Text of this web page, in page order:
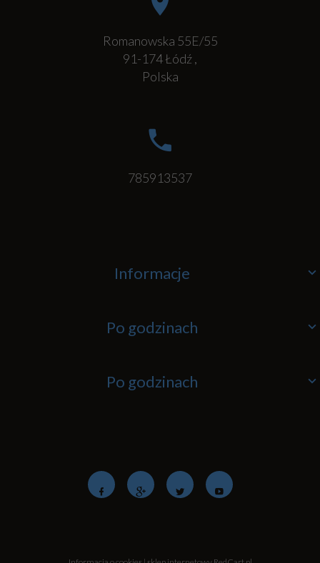
Romanowska 55E/55
91-174Łódź,
Polska
785913537
Informacje
Po godzinach
Po godzinach